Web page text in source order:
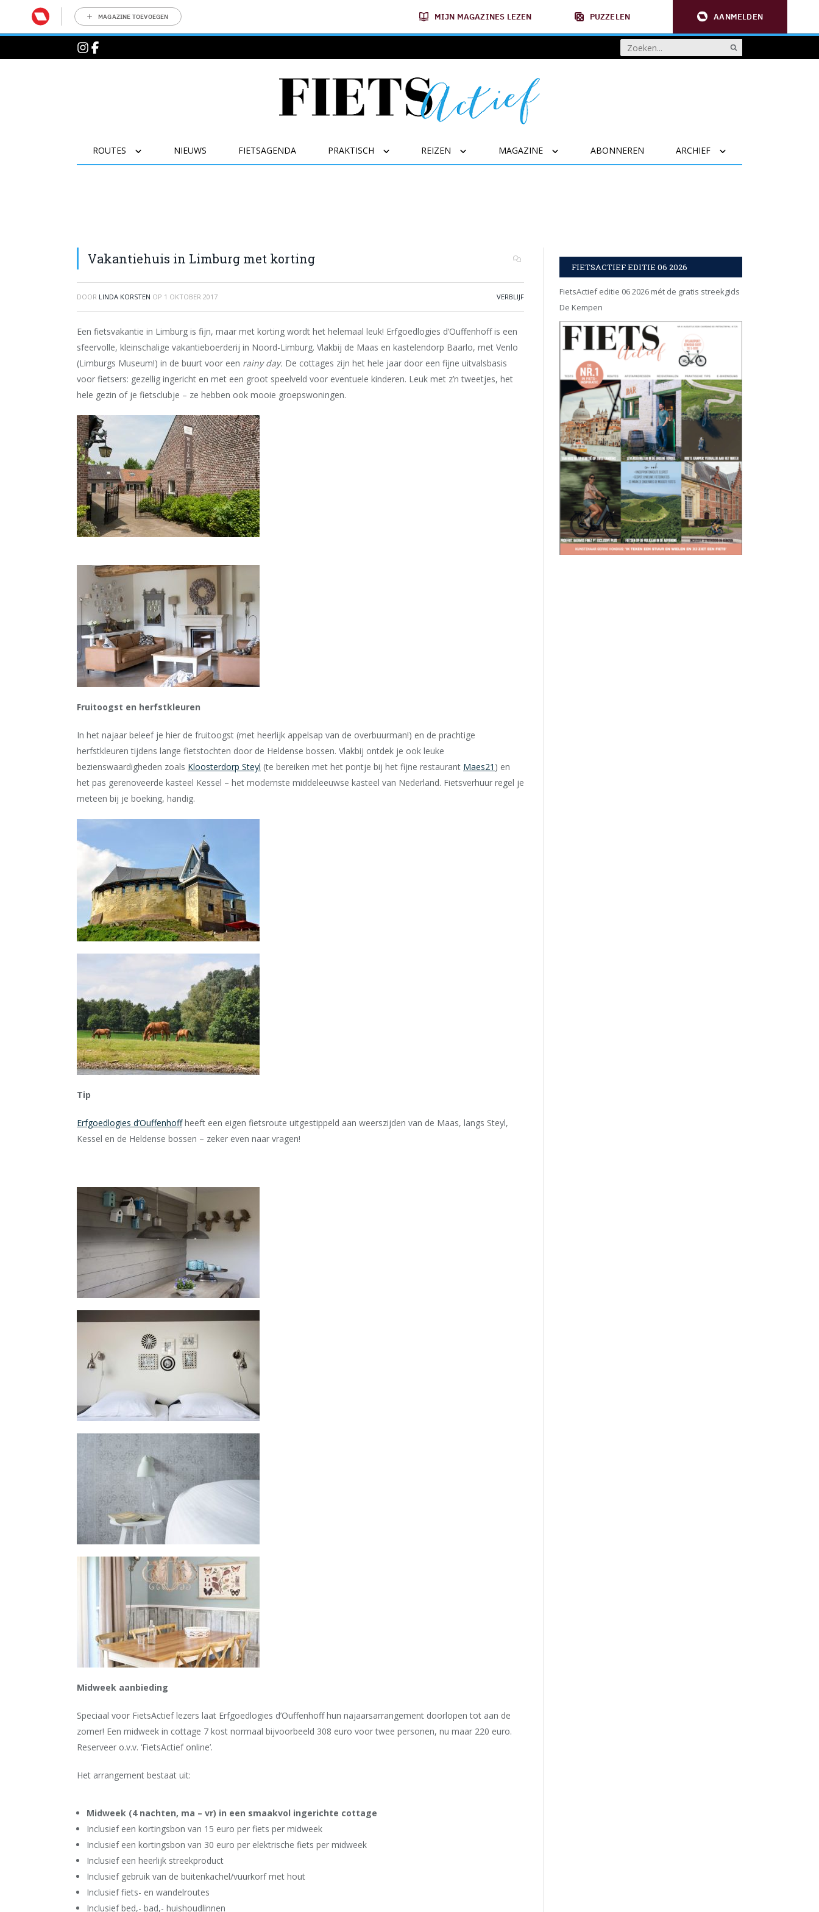
MAGAZINE TOEVOEGEN MIJN MAGAZINES LEZEN PUZZELEN AANMELDEN
ROUTES NIEUWS FIETSAGENDA PRAKTISCH REIZEN MAGAZINE ABONNEREN ARCHIEF
Vakantiehuis in Limburg met korting
DOOR LINDA KORSTEN OP 1 OKTOBER 2017 VERBLIJF
Een fietsvakantie in Limburg is fijn, maar met korting wordt het helemaal leuk! Erfgoedlogies d’Ouffenhoff is een
sfeervolle, kleinschalige vakantieboerderij in Noord-Limburg. Vlakbij de Maas en kastelendorp Baarlo, met Venlo
(Limburgs Museum!) in de buurt voor een rainy day. De cottages zijn het hele jaar door een fijne uitvalsbasis
voor fietsers: gezellig ingericht en met een groot speelveld voor eventuele kinderen. Leuk met z’n tweetjes, het
hele gezin of je fietsclubje – ze hebben ook mooie groepswoningen.
Fruitoogst en herfstkleuren
In het najaar beleef je hier de fruitoogst (met heerlijk appelsap van de overbuurman!) en de prachtige
herfstkleuren tijdens lange fietstochten door de Heldense bossen. Vlakbij ontdek je ook leuke
bezienswaardigheden zoals Kloosterdorp Steyl (te bereiken met het pontje bij het fijne restaurant Maes21 ) en
het pas gerenoveerde kasteel Kessel – het modernste middeleeuwse kasteel van Nederland. Fietsverhuur regel je
meteen bij je boeking, handig.
Tip
Erfgoedlogies d’Ouffenhoffheeft een eigen fietsroute uitgestippeld aan weerszijden van de Maas, langs Steyl,
Kessel en de Heldense bossen – zeker even naar vragen!
Midweek aanbieding
Speciaal voor FietsActief lezers laat Erfgoedlogies d’Ouffenhoff hun najaarsarrangement doorlopen tot aan de
zomer! Een midweek in cottage 7 kost normaal bijvoorbeeld 308 euro voor twee personen, nu maar 220 euro.
Reserveer o.v.v. ‘FietsActief online’.
Het arrangement bestaat uit:
Midweek (4 nachten, ma – vr) in een smaakvol ingerichte cottage
Inclusief een kortingsbon van 15 euro per fiets per midweek
Inclusief een kortingsbon van 30 euro per elektrische fiets per midweek
Inclusief een heerlijk streekproduct
Inclusief gebruik van de buitenkachel/vuurkorf met hout
Inclusief fiets- en wandelroutes
Inclusief bed,- bad,- huishoudlinnen
FIETSACTIEF EDITIE 06 2026
FietsActief editie 06 2026 mét de gratis streekgids
De Kempen